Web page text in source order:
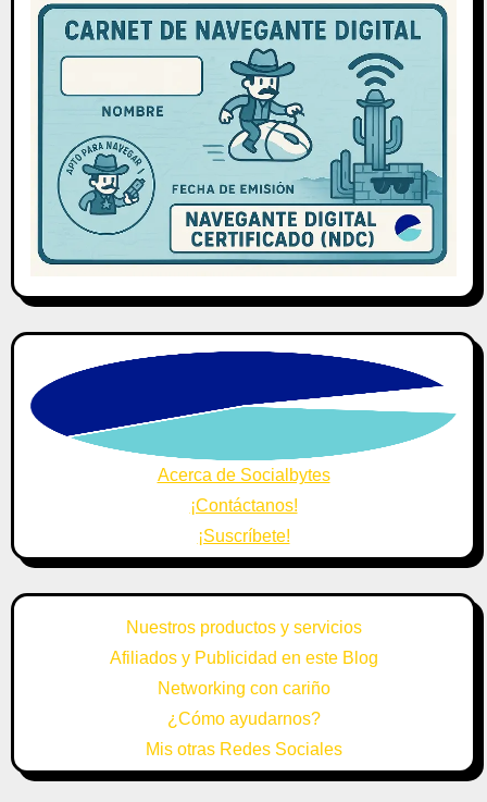
Acerca de Socialbytes
¡Contáctanos!
¡Suscríbete!
Nuestros productos y servicios
Afiliados y Publicidad en este Blog
Networking con cariño
¿Cómo ayudarnos?
Mis otras Redes Sociales